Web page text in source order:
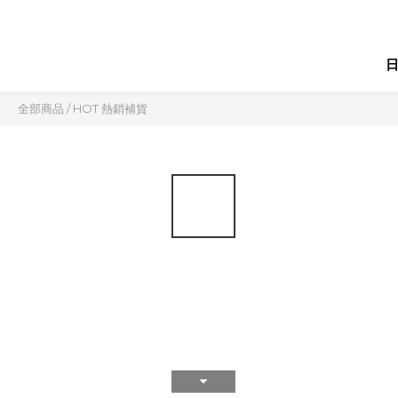
全部商品 /HOT 熱銷補貨